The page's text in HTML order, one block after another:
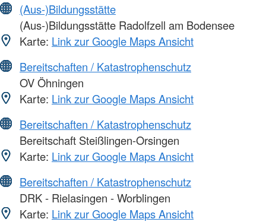
(Aus-)Bildungsstätte
(Aus-)Bildungsstätte Radolfzell am Bodensee
Karte: Link zur Google Maps Ansicht
Bereitschaften / Katastrophenschutz
OV Öhningen
Karte: Link zur Google Maps Ansicht
Bereitschaften / Katastrophenschutz
Bereitschaft Steißlingen-Orsingen
Karte: Link zur Google Maps Ansicht
Bereitschaften / Katastrophenschutz
DRK - Rielasingen - Worblingen
Karte: Link zur Google Maps Ansicht